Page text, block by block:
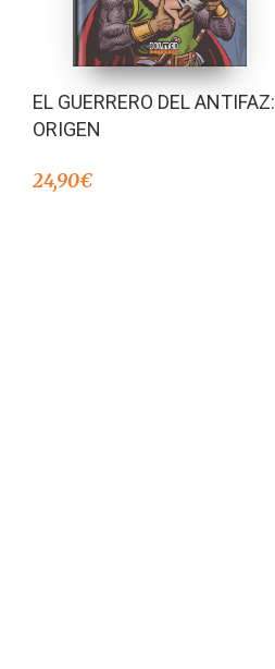
EL GUERRERO DEL ANTIFAZ:
ORIGEN
24,90€